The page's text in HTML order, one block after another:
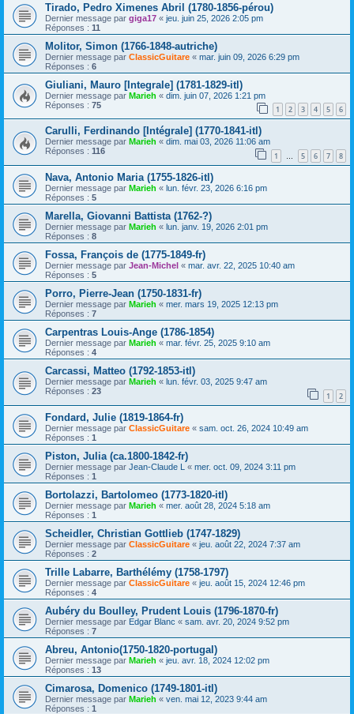
Tirado, Pedro Ximenes Abril (1780-1856-pérou)
Dernier message par giga17 « jeu. juin 25, 2026 2:05 pm
Réponses : 11
Molitor, Simon (1766-1848-autriche)
Dernier message par ClassicGuitare « mar. juin 09, 2026 6:29 pm
Réponses : 6
Giuliani, Mauro [Integrale] (1781-1829-itl)
Dernier message par Marieh « dim. juin 07, 2026 1:21 pm
Réponses : 75 1 2 3 4 5 6
Carulli, Ferdinando [Intégrale] (1770-1841-itl)
Dernier message par Marieh « dim. mai 03, 2026 11:06 am
Réponses : 116 1 … 5 6 7 8
Nava, Antonio Maria (1755-1826-itl)
Dernier message par Marieh « lun. févr. 23, 2026 6:16 pm
Réponses : 5
Marella, Giovanni Battista (1762-?)
Dernier message par Marieh « lun. janv. 19, 2026 2:01 pm
Réponses : 8
Fossa, François de (1775-1849-fr)
Dernier message par Jean-Michel « mar. avr. 22, 2025 10:40 am
Réponses : 5
Porro, Pierre-Jean (1750-1831-fr)
Dernier message par Marieh « mer. mars 19, 2025 12:13 pm
Réponses : 7
Carpentras Louis-Ange (1786-1854)
Dernier message par Marieh « mar. févr. 25, 2025 9:10 am
Réponses : 4
Carcassi, Matteo (1792-1853-itl)
Dernier message par Marieh « lun. févr. 03, 2025 9:47 am
Réponses : 23 1 2
Fondard, Julie (1819-1864-fr)
Dernier message par ClassicGuitare « sam. oct. 26, 2024 10:49 am
Réponses : 1
Piston, Julia (ca.1800-1842-fr)
Dernier message par Jean-Claude L « mer. oct. 09, 2024 3:11 pm
Réponses : 1
Bortolazzi, Bartolomeo (1773-1820-itl)
Dernier message par Marieh « mer. août 28, 2024 5:18 am
Réponses : 1
Scheidler, Christian Gottlieb (1747-1829)
Dernier message par ClassicGuitare « jeu. août 22, 2024 7:37 am
Réponses : 2
Trille Labarre, Barthélémy (1758-1797)
Dernier message par ClassicGuitare « jeu. août 15, 2024 12:46 pm
Réponses : 4
Aubéry du Boulley, Prudent Louis (1796-1870-fr)
Dernier message par Edgar Blanc « sam. avr. 20, 2024 9:52 pm
Réponses : 7
Abreu, Antonio(1750-1820-portugal)
Dernier message par Marieh « jeu. avr. 18, 2024 12:02 pm
Réponses : 13
Cimarosa, Domenico (1749-1801-itl)
Dernier message par Marieh « ven. mai 12, 2023 9:44 am
Réponses : 1